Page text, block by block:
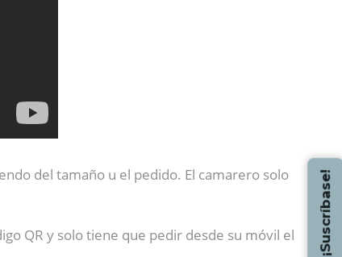
del tamaño u el pedido. El camarero solo
QR y solo tiene que pedir desde su móvil el
¡Suscríbase!